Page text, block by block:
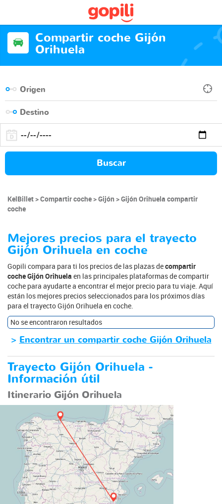
Compartir coche Gijón
Orihuela
Buscar
KelBillet Compartir coche Gijón
Gijón Orihuela compartir
coche
Mejores precios para el trayecto
Gijón Orihuela en coche
Gopili compara para ti los precios de las plazas decompartir
coche Gijón Orihuela en las principales plataformas de compartir
coche para ayudarte a encontrar el mejor precio para tu viaje. Aquí
están los mejores precios seleccionados para los próximos días
para el trayecto Gijón Orihuela en coche.
No se encontraron resultados
>Encontrar un compartir coche Gijón Orihuela
Trayecto Gijón Orihuela -
Información útil
Itinerario Gijón Orihuela